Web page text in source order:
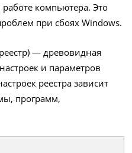
компьютера. Это
при сбоях Windows.
— древовидная
и параметров
реестра зависит
программ,